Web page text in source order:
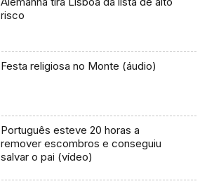
risco
Festa religiosa no Monte (áudio)
Português esteve 20 horas a
remover escombros e conseguiu
salvar o pai (vídeo)